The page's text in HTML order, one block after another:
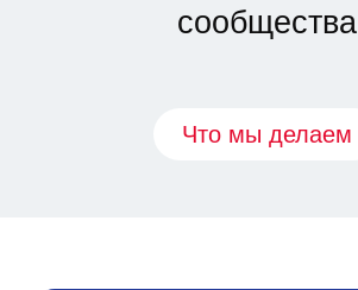
сообщества
Что мы делаем